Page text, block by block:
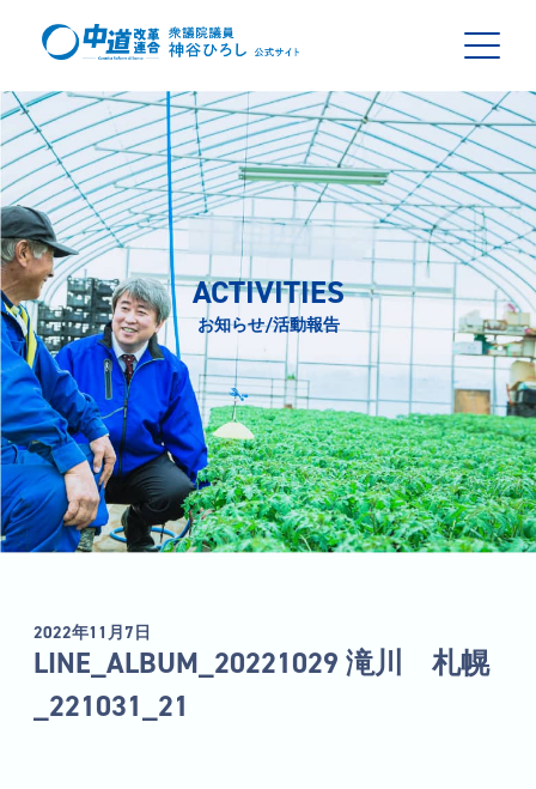
ACTIVITIES
お知らせ/活動報告
2022年11月7日
LINE_ALBUM_20221029 滝川 札幌
_221031_21